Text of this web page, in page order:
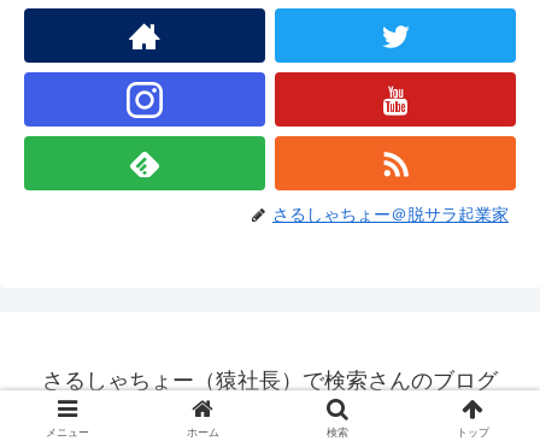
さるしゃちょー＠脱サラ起業家
さるしゃちょー（猿社長）で検索さんのブログ
© 2010 さるしゃちょー（猿社長）で検索さんのブログ.
メニュー ホーム 検索 トップ